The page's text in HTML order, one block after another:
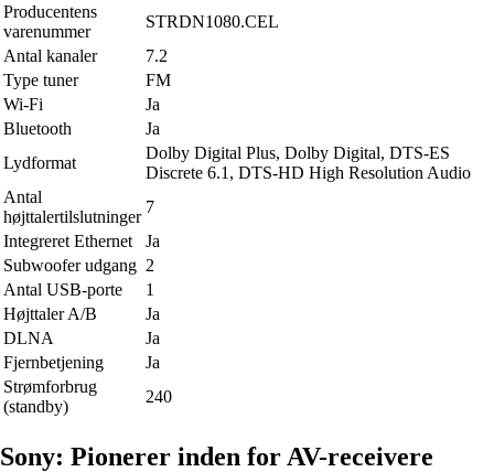
Producentens
varenummer
STRDN1080.CEL
Antal kanaler
7.2
Type tuner
FM
Wi-Fi
Ja
Bluetooth
Ja
Lydformat
Dolby Digital Plus, Dolby Digital, DTS-ES
Discrete 6.1, DTS-HD High Resolution Audio
Antal
højttalertilslutninger
7
Integreret Ethernet
Ja
Subwoofer udgang 2
Antal USB-porte
1
Højttaler A/B
Ja
DLNA
Ja
Fjernbetjening
Ja
Strømforbrug
(standby)
240
Sony: Pionerer inden for AV-receivere